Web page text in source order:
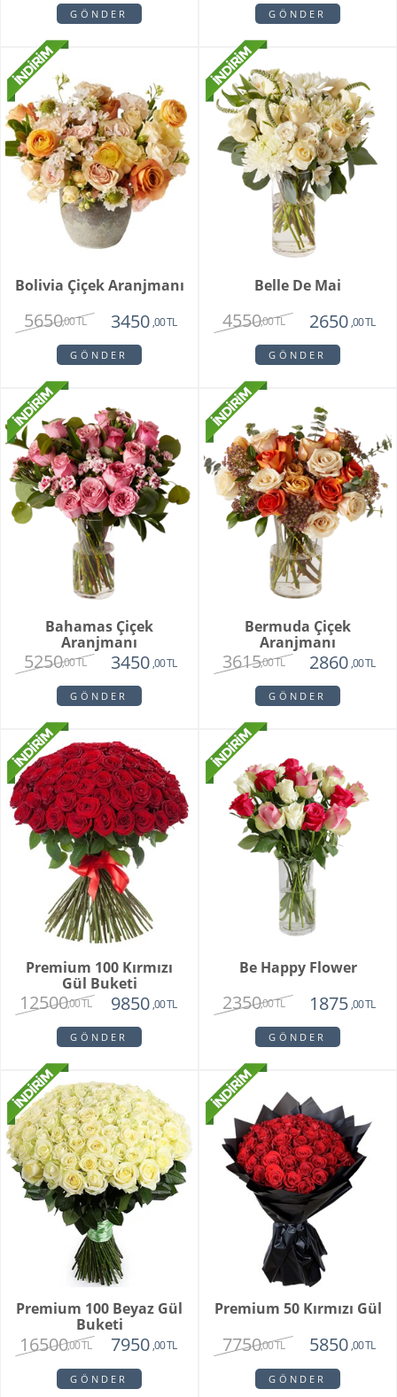
GÖNDER GÖNDER
Bolivia Çiçek Aranjmanı
5650,00 TL 3450 ,00 TL
GÖNDER
Belle De Mai
4550,00 TL 2650 ,00 TL
GÖNDER
Bahamas Çiçek
Aranjmanı
5250,00 TL 3450 ,00 TL
GÖNDER
Bermuda Çiçek
Aranjmanı
3615,00 TL 2860 ,00 TL
GÖNDER
Premium 100 Kırmızı
Gül Buketi
12500,00 TL 9850 ,00 TL
GÖNDER
Be Happy Flower
2350,00 TL 1875 ,00 TL
GÖNDER
Premium 100 Beyaz Gül
Buketi
16500,00 TL 7950 ,00 TL
GÖNDER
Premium 50 Kırmızı Gül
7750,00 TL 5850 ,00 TL
GÖNDER